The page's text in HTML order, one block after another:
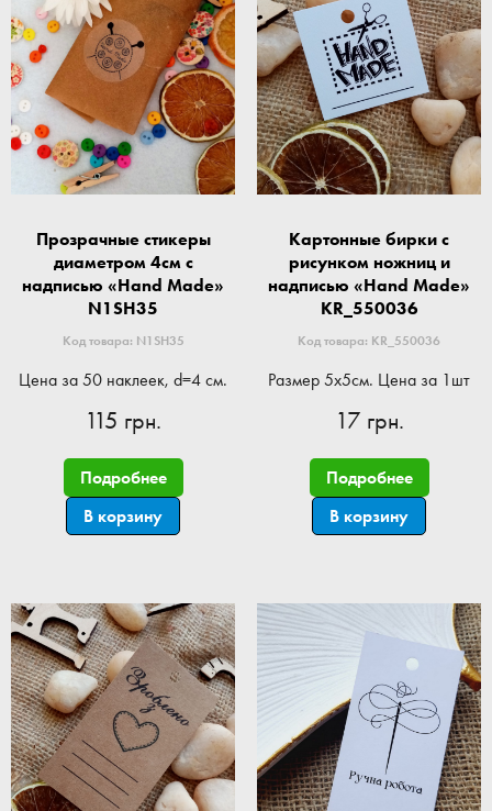
Прозрачные стикеры
диаметром 4см с
надписью «Hand Made»
N1SH35
Код товара: N1SH35
Цена за 50 наклеек, d=4 см.
115 грн.
Подробнее
В корзину
Картонные бирки с
рисунком ножниц и
надписью «Hand Made»
KR_550036
Код товара: KR_550036
Размер 5x5см. Цена за 1шт
17 грн.
Подробнее
В корзину